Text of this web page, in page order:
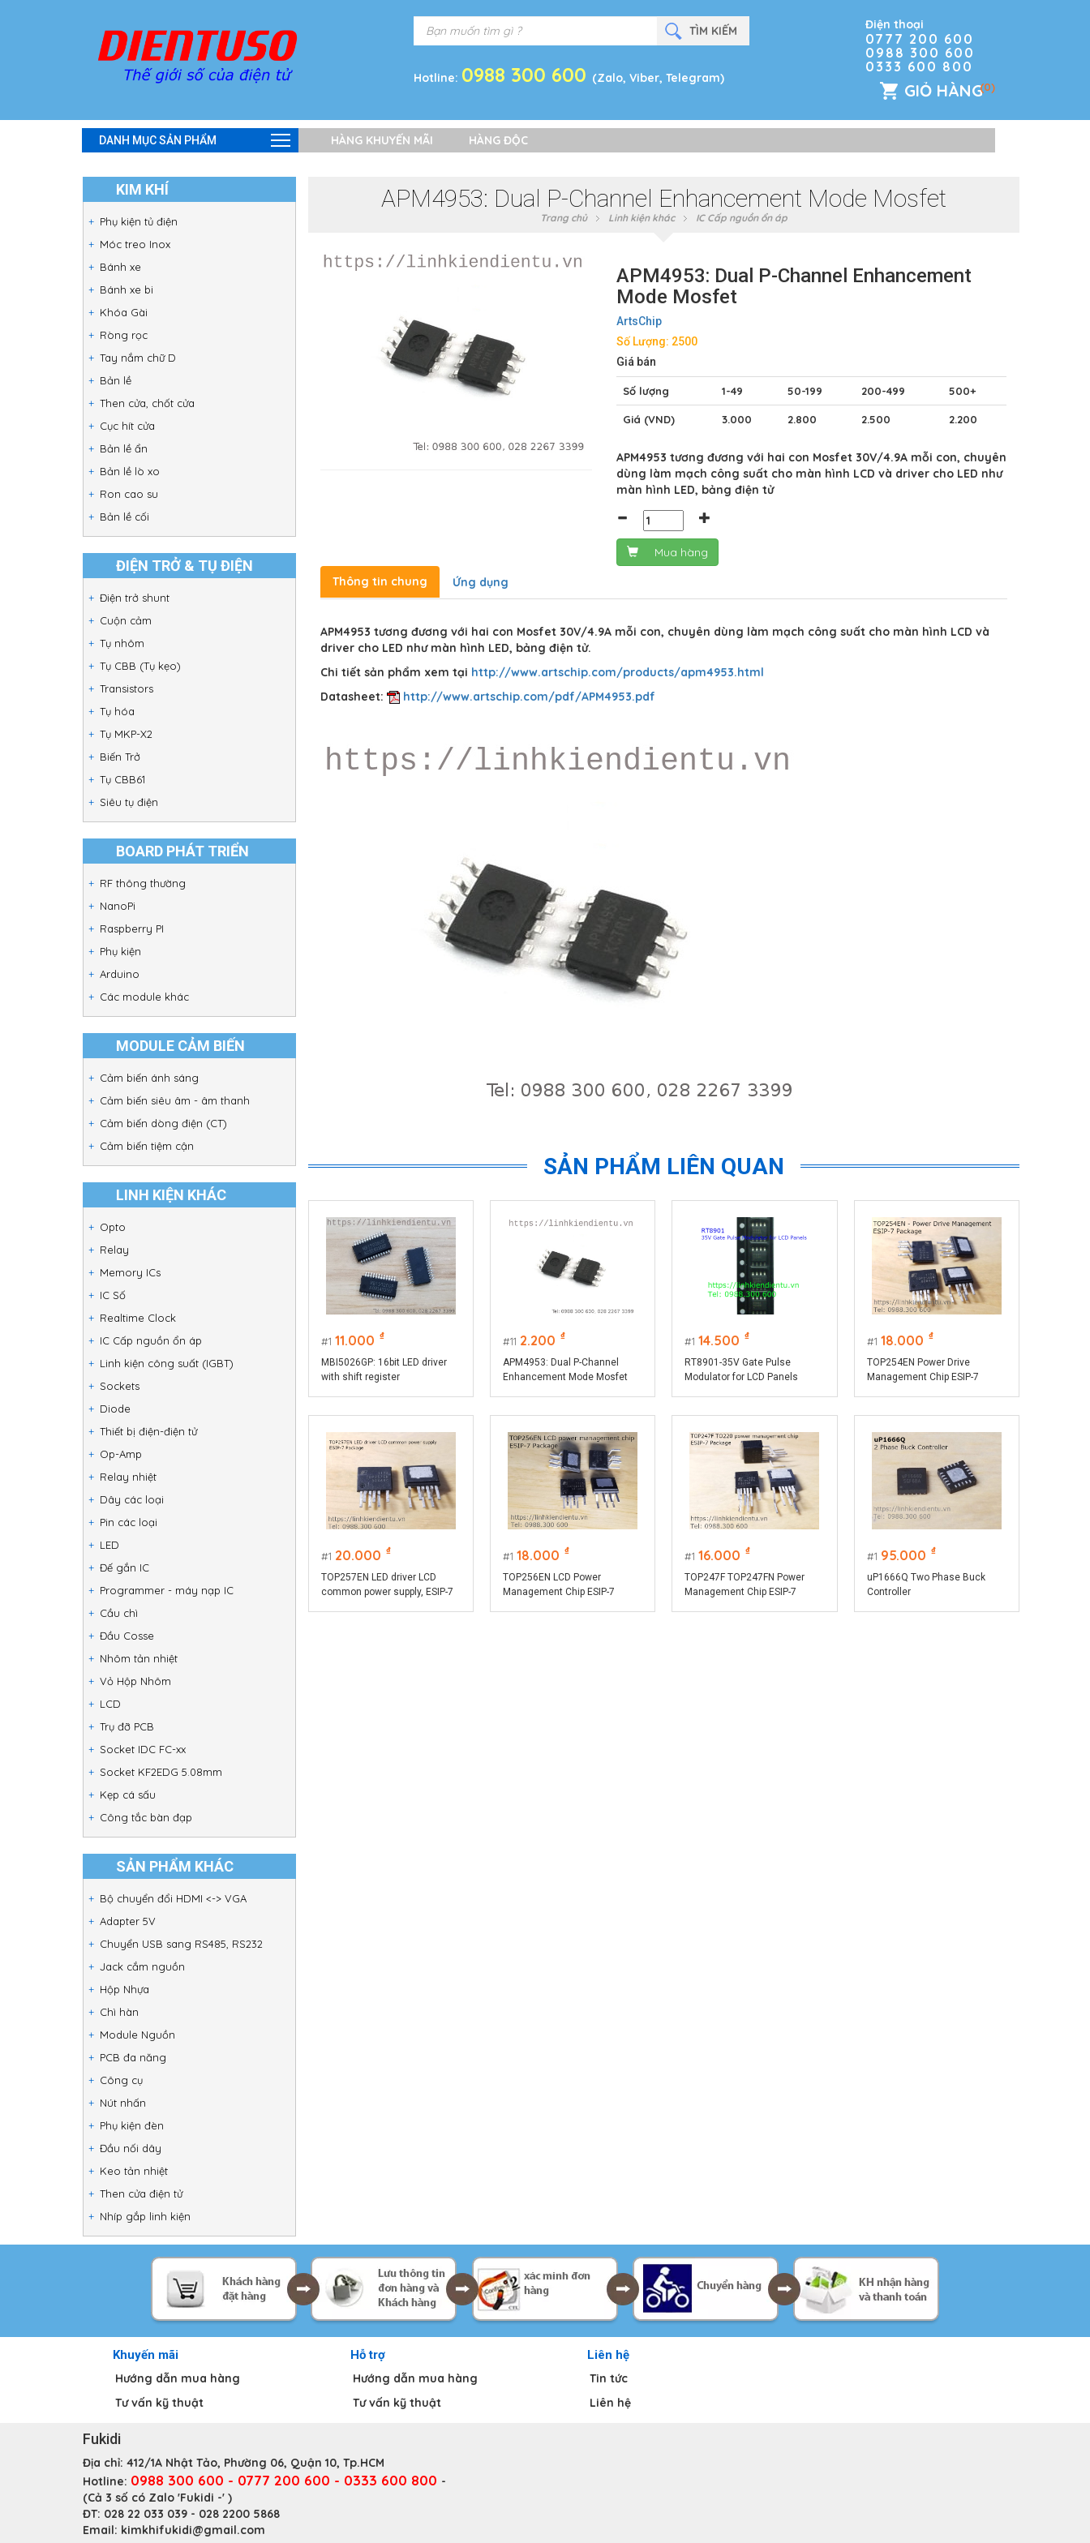
Hotline: 0988 300 600 (Zalo, Viber, Telegram)
Điện thoại
0777 200 600
0988 300 600
0333 600 800
GIỎ HÀNG(0)
DANH MỤC SẢN PHẨM HÀNG KHUYẾN MÃI HÀNG ĐỘC
KIM KHÍ
Phụ kiện tủ điện
Móc treo Inox
Bánh xe
Bánh xe bi
Khóa Gài
Ròng rọc
Tay nắm chữ D
Bản lề
Then cửa, chốt cửa
Cục hít cửa
Bản lề ẩn
Bản lề lò xo
Ron cao su
Bản lề cối
ĐIỆN TRỞ & TỤ ĐIỆN
Điện trở shunt
Cuộn cảm
Tụ nhôm
Tụ CBB (Tụ kẹo)
Transistors
Tụ hóa
Tụ MKP-X2
Biến Trở
Tụ CBB61
Siêu tụ điện
BOARD PHÁT TRIỂN
RF thông thường
NanoPi
Raspberry PI
Phụ kiện
Arduino
Các module khác
MODULE CẢM BIẾN
Cảm biến ánh sáng
Cảm biến siêu âm - âm thanh
Cảm biến dòng điện (CT)
Cảm biến tiệm cận
LINH KIỆN KHÁC
Opto
Relay
Memory ICs
IC Số
Realtime Clock
IC Cấp nguồn ổn áp
Linh kiện công suất (IGBT)
Sockets
Diode
Thiết bị điện-điện tử
Op-Amp
Relay nhiệt
Dây các loại
Pin các loại
LED
Đế gắn IC
Programmer - máy nạp IC
Cầu chì
Đầu Cosse
Nhôm tản nhiệt
Vỏ Hộp Nhôm
LCD
Trụ đỡ PCB
Socket IDC FC-xx
Socket KF2EDG 5.08mm
Kẹp cá sấu
Công tắc bàn đạp
SẢN PHẨM KHÁC
Bộ chuyển đổi HDMI <-> VGA
Adapter 5V
Chuyển USB sang RS485, RS232
Jack cắm nguồn
Hộp Nhựa
Chì hàn
Module Nguồn
PCB đa năng
Công cụ
Nút nhấn
Phụ kiện đèn
Đầu nối dây
Keo tản nhiệt
Then cửa điện tử
Nhíp gắp linh kiện
APM4953: Dual P-Channel Enhancement Mode Mosfet
Trang chủ Linh kiện khác IC Cấp nguồn ổn áp
APM4953: Dual P-Channel Enhancement
Mode Mosfet
ArtsChip
Số Lượng: 2500
Giá bán
Số lượng 1-49 50-199 200-499 500+
Giá (VND) 3.000 2.800 2.500 2.200
APM4953 tương đương với hai con Mosfet 30V/4.9A mỗi con, chuyên
dùng làm mạch công suất cho màn hình LCD và driver cho LED như
màn hình LED, bảng điện tử
Mua hàng
Thông tin chung
Ứng dụng
APM4953 tương đương với hai con Mosfet 30V/4.9A mỗi con, chuyên dùng làm mạch công suất cho màn hình LCD và
driver cho LED như màn hình LED, bảng điện tử.
Chi tiết sản phẩm xem tại http://www.artschip.com/products/apm4953.html
Datasheet:
http://www.artschip.com/pdf/APM4953.pdf
SẢN PHẨM LIÊN QUAN
1 11.000 ₫
MBI5026GP: 16bit LED driver
with shift register
11 2.200 ₫
APM4953: Dual P-Channel
Enhancement Mode Mosfet
1 14.500 ₫
RT8901-35V Gate Pulse
Modulator for LCD Panels
1 18.000 ₫
TOP254EN Power Drive
Management Chip ESIP-7
1 20.000 ₫
TOP257EN LED driver LCD
common power supply, ESIP-7
1 18.000 ₫
TOP256EN LCD Power
Management Chip ESIP-7
1 16.000 ₫
TOP247F TOP247FN Power
Management Chip ESIP-7
1 95.000 ₫
uP1666Q Two Phase Buck
Controller
Khuyến mãi
Hướng dẫn mua hàng
Tư vấn kỹ thuật
Hỗ trợ
Hướng dẫn mua hàng
Tư vấn kỹ thuật
Liên hệ
Tin tức
Liên hệ
Fukidi
Địa chỉ: 412/1A Nhật Tảo, Phường 06, Quận 10, Tp.HCM
Hotline: 0988 300 600 - 0777 200 600 - 0333 600 800 -
(Cả 3 số có Zalo 'Fukidi -' )
ĐT: 028 22 033 039 - 028 2200 5868
Email: kimkhifukidi@gmail.com